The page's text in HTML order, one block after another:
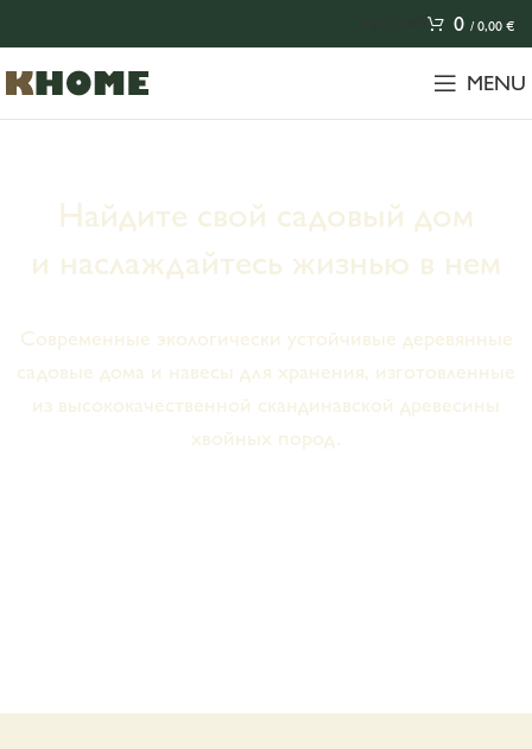
0 /0,00€
MENU
Найдите свой садовый дом
и наслаждайтесь жизнью в нем
Современные экологически устойчивые деревянные
садовые дома и навесы для хранения, изготовленные
из высококачественной скандинавской древесины
хвойных пород.